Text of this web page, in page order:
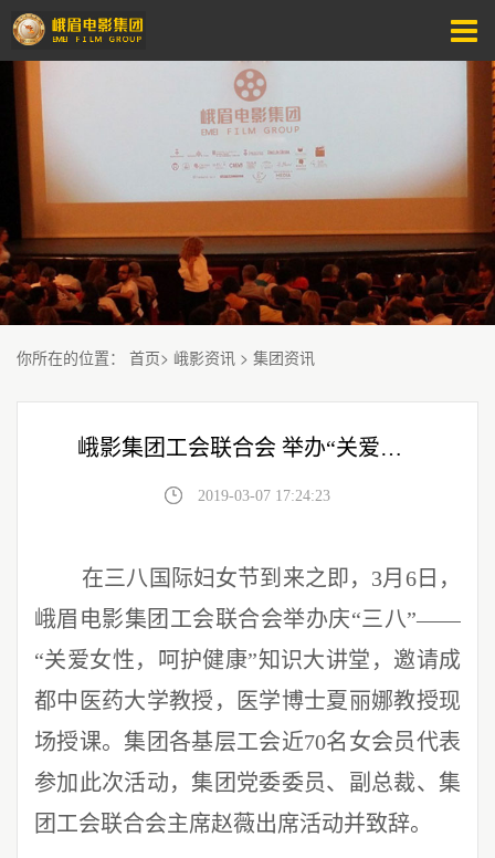
你所在的位置： 首页> 峨影资讯 > 集团资讯
峨影集团工会联合会 举办“关爱女性，呵护健康”知识大讲堂
2019-03-07 17:24:23
在三八国际妇女节到来之即，3月6日，
峨眉电影集团工会联合会举办庆“三八”——
“关爱女性，呵护健康”知识大讲堂，邀请成
都中医药大学教授，医学博士夏丽娜教授现
场授课。 集团各基层工会近70名女会员代表
参加此次活动， 集团党委委员、副总裁、集
团工会联合会主席赵薇出席活动并致辞。